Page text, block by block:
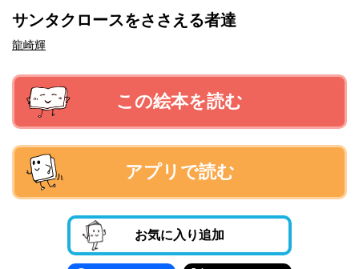
サンタクロースをささえる者達
龍崎輝
この絵本を読む
アプリで読む
お気に入り追加